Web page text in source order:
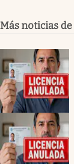
Más noticias de